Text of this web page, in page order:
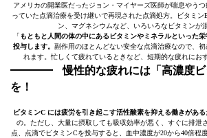
アメリカの開業医だったジョン・マイヤーズ医師が喘息やう
っていた点滴治療を受け継いで再現された点滴処方。ビタミ
ン、マグネシウムなど、いろいろなビタミンが
「 もともと人間の体の中にあるビタミンやミネラルといった
投与します。 副作用のほとんどない安全な点滴治療なので、
れます。忙しくて疲れているときなど、短期的な疲れにお
慢性的な疲れには「高濃度ビ
を！
ビタミンC には疲労を引き起こす活性酸素を抑える働きがある
の。ただし、大量に摂取しても吸収効率が悪く、すぐに排泄
点、点滴でビタミンCを投与すると、血中濃度が20から40倍程